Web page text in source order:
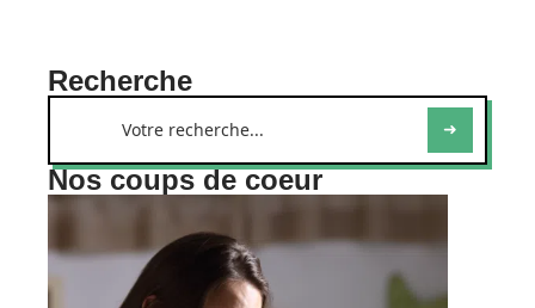
Recherche
Nos coups de coeur